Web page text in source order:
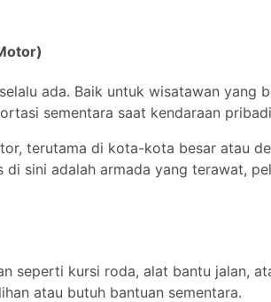
ada. Baik untuk wisatawan yang
sementara saat kendaraan
terutama di kota-kota besar atau
di sini adalah armada yang terawat,
seperti kursi roda, alat bantu jalan,
atau butuh bantuan sementara.